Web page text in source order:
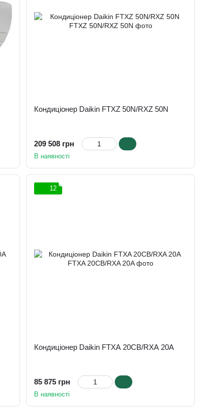
Кондиціонер Daikin FTXZ 50N/RXZ 50N
209 508 грн
В наявності
12
Кондиціонер Daikin FTXA 20CB/RXA 20A
85 875 грн
В наявності